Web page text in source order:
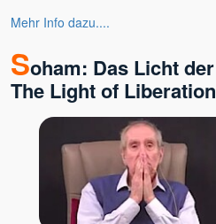
Bruno Würtenberger - Free
Byron Katie
Canela Michelle Meyers
Cara Barbi Lienert
Caro Fischer
Cesar Teruel
Chandrika
Charles Kunow
Christian Meyer
Mehr Info dazu....
Soham: Das Licht
The Light of